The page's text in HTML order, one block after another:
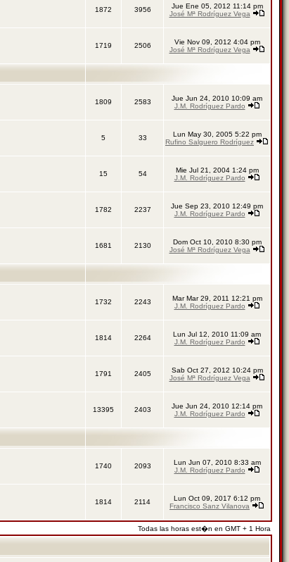
1872 3956
Jue Ene 05, 2012 11:14 pm
José Mª Rodríguez Vega
1719 2506
Vie Nov 09, 2012 4:04 pm
José Mª Rodríguez Vega
1809 2583
Jue Jun 24, 2010 10:09 am
J.M. Rodríguez Pardo
5 33
Lun May 30, 2005 5:22 pm
Rufino Salguero Rodríguez
15 54
Mie Jul 21, 2004 1:24 pm
J.M. Rodríguez Pardo
1782 2237
Jue Sep 23, 2010 12:49 pm
J.M. Rodríguez Pardo
1681 2130
Dom Oct 10, 2010 8:30 pm
José Mª Rodríguez Vega
1732 2243
Mar Mar 29, 2011 12:21 pm
J.M. Rodríguez Pardo
1814 2264
Lun Jul 12, 2010 11:09 am
J.M. Rodríguez Pardo
1791 2405
Sab Oct 27, 2012 10:24 pm
José Mª Rodríguez Vega
13395 2403
Jue Jun 24, 2010 12:14 pm
J.M. Rodríguez Pardo
1740 2093
Lun Jun 07, 2010 8:33 am
J.M. Rodríguez Pardo
1814 2114
Lun Oct 09, 2017 6:12 pm
Francisco Sanz Vilanova
Todas las horas est�n en GMT + 1 Hora